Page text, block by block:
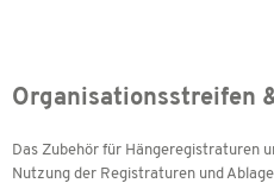
Organisationsstreifen
Das Zubehör für Hängeregistraturen
Nutzung der Registraturen und